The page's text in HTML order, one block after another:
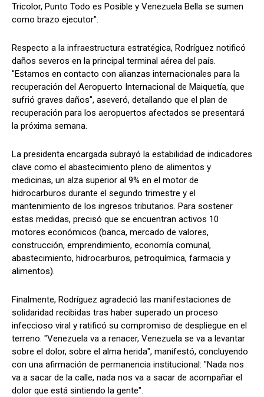
Tricolor, Punto Todo es Posible y Venezuela Bella se sumen
como brazo ejecutor".
Respecto a la infraestructura estratégica, Rodríguez notificó
daños severos en la principal terminal aérea del país.
"Estamos en contacto con alianzas internacionales para la
recuperación del Aeropuerto Internacional de Maiquetía, que
sufrió graves daños", aseveró, detallando que el plan de
recuperación para los aeropuertos afectados se presentará
la próxima semana.
La presidenta encargada subrayó la estabilidad de indicadores
clave como el abastecimiento pleno de alimentos y
medicinas, un alza superior al 9% en el motor de
hidrocarburos durante el segundo trimestre y el
mantenimiento de los ingresos tributarios. Para sostener
estas medidas, precisó que se encuentran activos 10
motores económicos (banca, mercado de valores,
construcción, emprendimiento, economía comunal,
abastecimiento, hidrocarburos, petroquímica, farmacia y
alimentos).
Finalmente, Rodríguez agradeció las manifestaciones de
solidaridad recibidas tras haber superado un proceso
infeccioso viral y ratificó su compromiso de despliegue en el
terreno. "Venezuela va a renacer, Venezuela se va a levantar
sobre el dolor, sobre el alma herida", manifestó, concluyendo
con una afirmación de permanencia institucional: "Nada nos
va a sacar de la calle, nada nos va a sacar de acompañar el
dolor que está sintiendo la gente".